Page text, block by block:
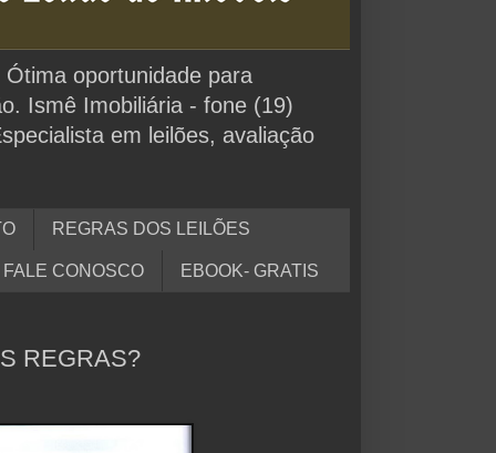
oportunidade para
Ismê Imobiliária - fone (19)
em leilões, avaliação
REGRAS DOS LEILÕES
FALE CONOSCO EBOOK- GRATIS
REGRAS?